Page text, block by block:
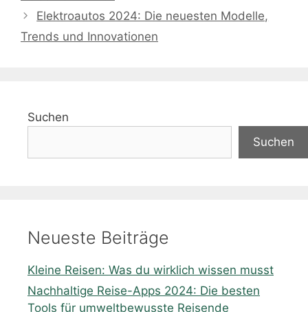
Elektroautos 2024: Die neuesten Modelle,
Trends und Innovationen
Suchen
Suchen
Neueste Beiträge
Kleine Reisen: Was du wirklich wissen musst
Nachhaltige Reise-Apps 2024: Die besten
Tools für umweltbewusste Reisende